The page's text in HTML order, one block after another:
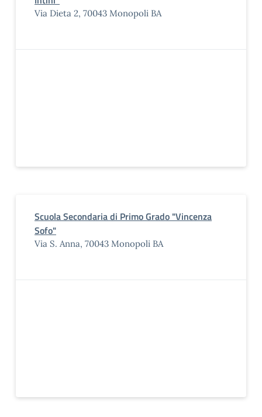
Via Dieta 2, 70043 Monopoli BA
Scuola Secondaria di Primo Grado "Vincenza
Sofo"
Via S. Anna, 70043 Monopoli BA